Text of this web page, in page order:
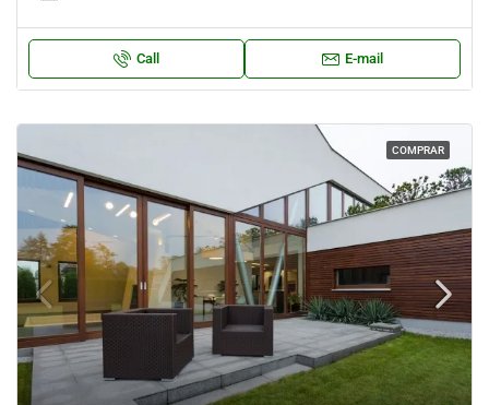
Call E-mail
COMPRAR